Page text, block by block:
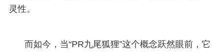
灵性。
而如今，当“PR九尾狐狸”这个概念跃然眼前，它